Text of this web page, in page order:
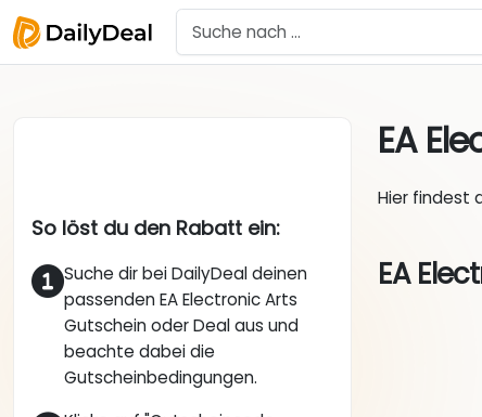
So löst du den Rabatt ein:
Suche dir bei DailyDeal deinen
passenden EA Electronic Arts
Gutschein oder Deal aus und
beachte dabei die
Gutscheinbedingungen.
EA
Hier findest
EA